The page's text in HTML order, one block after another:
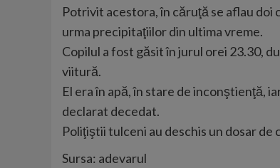
Potrivit acestora, în căruţă se aflau doi
urma precipitaţiilor din ultima vreme.
Copilul a fost găsit în jurul orei 23.30,
viitură.
El era în apă, în stare de inconştienţă,
declarat decedat.
Poliţiştii tulceni au deschis un dosar de
Sursa: adevarul